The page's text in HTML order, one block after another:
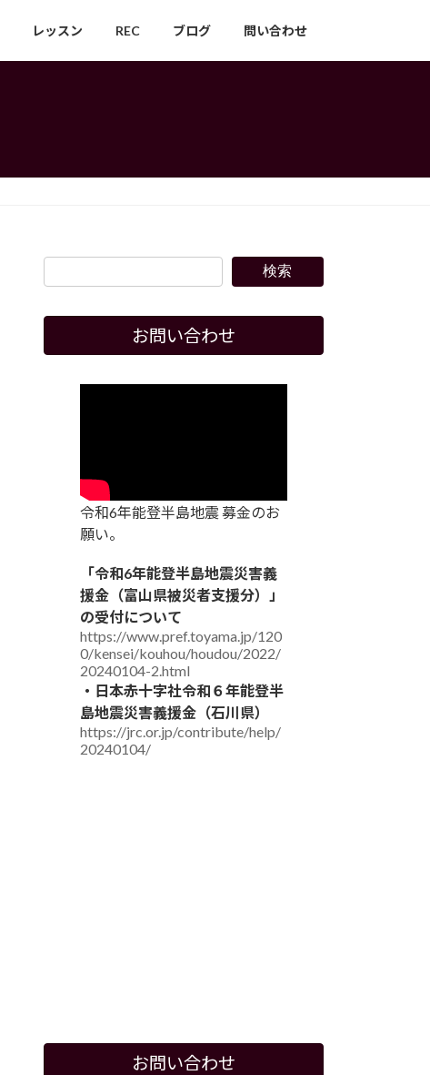
レッスン REC ブログ 問い合わせ
検索
お問い合わせ
令和6年能登半島地震 募金のお
願い。
「令和6年能登半島地震災害義
援金（富山県被災者支援分）」
の受付について
https://www.pref.toyama.jp/120
0/kensei/kouhou/houdou/2022/
20240104-2.html
・日本赤十字社令和６年能登半
島地震災害義援金（石川県）
https://jrc.or.jp/contribute/help/
20240104/
お問い合わせ